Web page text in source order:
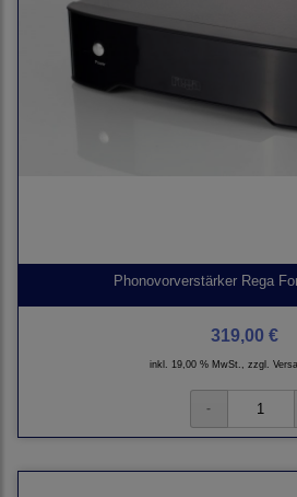
Phonovorverstärker Rega
319,00 €
inkl. 19,00 % MwSt., zzgl.